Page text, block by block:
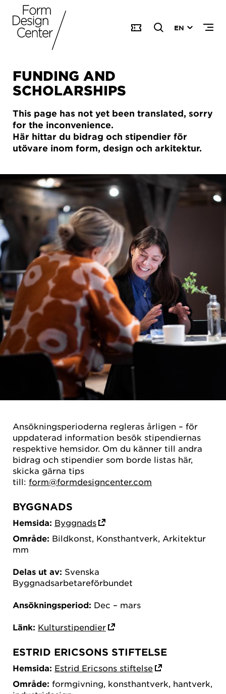
EN
FUNDING AND
SCHOLARSHIPS
This page has not yet been translated, sorry
for the inconvenience.
Här hittar du bidrag och stipendier för
utövare inom form, design och arkitektur.
Ansökningsperioderna regleras årligen – för
uppdaterad information besök stipendiernas
respektive hemsidor. Om du känner till andra
bidrag och stipendier som borde listas här,
skicka gärna tips
till: form@formdesigncenter.com
BYGGNADS
Hemsida: Byggnads
Område: Bildkonst, Konsthantverk, Arkitektur
mm
Delas ut av: Svenska
Byggnadsarbetareförbundet
Ansökningsperiod: Dec – mars
Länk: Kulturstipendier
ESTRID ERICSONS STIFTELSE
Hemsida: Estrid Ericsons stiftelse
Område: formgivning, konsthantverk, hantverk,